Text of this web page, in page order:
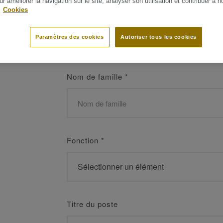
Nom de famille *
Fonction *
Titre du poste
Cookies
Autoriser tous les cookies
Paramètres des cookies